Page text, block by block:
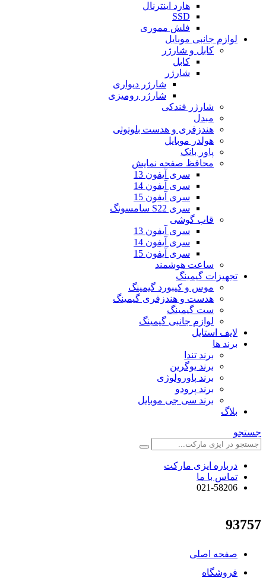
هارد اینترنال
SSD
فلش مموری
لوازم جانبی موبایل
کابل و شارژر
کابل
شارژر
شارژر دیواری
شارژر رومیزی
شارژر فندکی
مبدل
هندزفری و هدست بلوتوثی
هولدر موبایل
پاور بانک
محافظ صفحه نمایش
سری آیفون 13
سری آیفون 14
سری آیفون 15
سری S22 سامسونگ
قاب گوشی
سری آیفون 13
سری آیفون 14
سری آیفون 15
ساعت هوشمند
تجهیزات گیمینگ
موس و کیبورد گیمینگ
هدست و هندزفری گیمینگ
ست گیمینگ
لوازم جانبی گیمینگ
لایف استایل
برند ها
برند تندا
برند یوگرین
برند پاورولوژی
برند پرودو
برند سی جی موبایل
بلاگ
جستجو
درباره ایزی مارکت
تماس با ما
021-58206
93757
صفحه اصلی
فروشگاه